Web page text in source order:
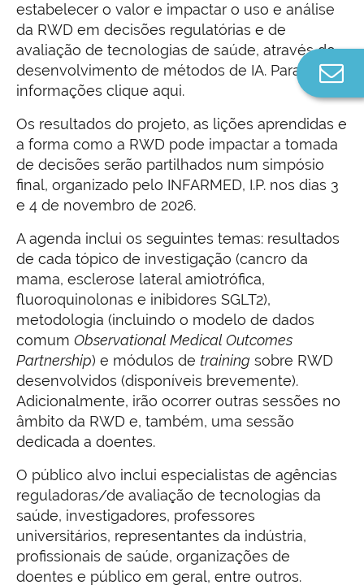
estabelecer o valor e impactar o uso e análise
da RWD em decisões regulatórias e de
avaliação de tecnologias de saúde, através do
desenvolvimento de métodos de IA. Para mais
informações clique aqui.
Os resultados do projeto, as lições aprendidas e
a forma como a RWD pode impactar a tomada
de decisões serão partilhados num simpósio
final, organizado pelo INFARMED, I.P. nos dias 3
e 4 de novembro de 2026.
A agenda inclui os seguintes temas: resultados
de cada tópico de investigação (cancro da
mama, esclerose lateral amiotrófica,
fluoroquinolonas e inibidores SGLT2),
metodologia (incluindo o modelo de dados
comum Observational Medical Outcomes
Partnership) e módulos de training sobre RWD
desenvolvidos (disponíveis brevemente).
Adicionalmente, irão ocorrer outras sessões no
âmbito da RWD e, também, uma sessão
dedicada a doentes.
O público alvo inclui especialistas de agências
reguladoras/de avaliação de tecnologias da
saúde, investigadores, professores
universitários, representantes da indústria,
profissionais de saúde, organizações de
doentes e público em geral, entre outros.